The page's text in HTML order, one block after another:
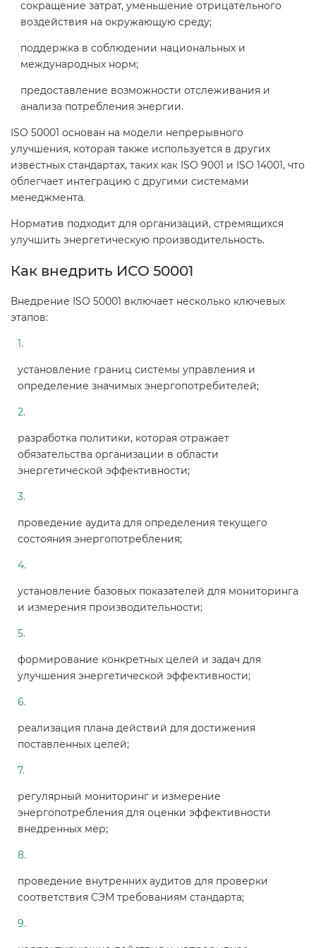
сокращение затрат, уменьшение отрицательного
воздействия на окружающую среду;
поддержка в соблюдении национальных и
международных норм;
предоставление возможности отслеживания и
анализа потребления энергии.
ISO 50001 основан на модели непрерывного
улучшения, которая также используется в других
известных стандартах, таких как ISO 9001 и ISO 14001, что
облегчает интеграцию с другими системами
менеджмента.
Норматив подходит для организаций, стремящихся
улучшить энергетическую производительность.
Как внедрить ИСО 50001
Внедрение ISO 50001 включает несколько ключевых
этапов:
установление границ системы управления и
определение значимых энергопотребителей;
разработка политики, которая отражает
обязательства организации в области
энергетической эффективности;
проведение аудита для определения текущего
состояния энергопотребления;
установление базовых показателей для мониторинга
и измерения производительности;
формирование конкретных целей и задач для
улучшения энергетической эффективности;
реализация плана действий для достижения
поставленных целей;
регулярный мониторинг и измерение
энергопотребления для оценки эффективности
внедренных мер;
проведение внутренних аудитов для проверки
соответствия СЭМ требованиям стандарта;
Сертификация спортивных
товаров
Сертификация электротехники
Сертификация ресурсов
Остальное
БАДы
ТС 009)
Декларирование оборудования
по схеме 5Д (ТР ТС 010)
Декларирование пищевой
продукции (ТР ЕАЭС 047)
Декларирование
совместимости (ТР ТС 020)
Сертификация детских товаров
Сертификация товаров легкой
промышленности (ТР ТС 017)
Сертификация промышленного
оборудования (ТР ТС 010)
Сертификация средств
019)
Действующие технические
регламенты